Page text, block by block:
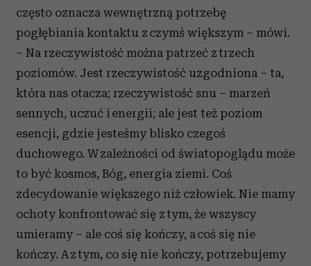
często oznacza wewnętrzną potrzebę
pogłębiania kontaktu z czymś większym – mówi.
– Na rzeczywistość można patrzeć z trzech
poziomów. Jest rzeczywistość uzgodniona – ta,
która nas otacza; rzeczywistość snu – marzeń
sennych, uczuć i energii; ale jest też poziom
esencji, gdzie jesteśmy blisko czegoś
duchowego. W zależności od światopoglądu może
to być kosmos, Bóg, energia ziemi. Coś
zdecydowanie większego niż człowiek. Nie mamy
ochoty konfrontować się z tym, że wszyscy
umieramy – ale coś się kończy, a coś się nie
kończy. A z tym, co się nie kończy, potrzebujemy